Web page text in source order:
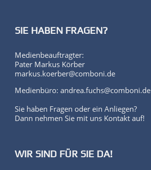
SIE HABEN FRAGEN?
Medienbeauftragter:
Pater Markus Körber
markus.koerber@comboni.de
Medienbüro: andrea.fuchs@comboni.de
Sie haben Fragen oder ein Anliegen?
Dann nehmen Sie mit uns Kontakt auf!
WIR SIND FÜR SIE DA!